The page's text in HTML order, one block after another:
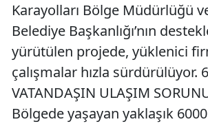
Karayolları Bölge Müdürlüğü
Belediye Başkanlığı’nın
yürütülen projede, yüklenici
çalışmalar hızla sürdürülüyor.
VATANDAŞIN ULAŞIM
Bölgede yaşayan yaklaşık